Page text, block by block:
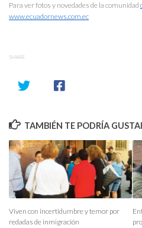
Para ver fotos y novedades de la comunidad
www.ecuadornews.com.ec
SHARE
TAMBIÉN TE PODRÍA
Viven con incertidumbre y temor por
redadas de inmigración